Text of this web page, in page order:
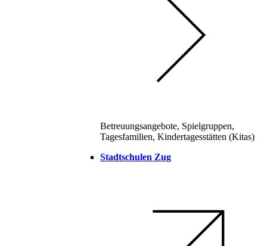
Betreuungsangebote, Spielgruppen,
Tagesfamilien, Kindertagesstätten (Kitas)
Stadtschulen Zug